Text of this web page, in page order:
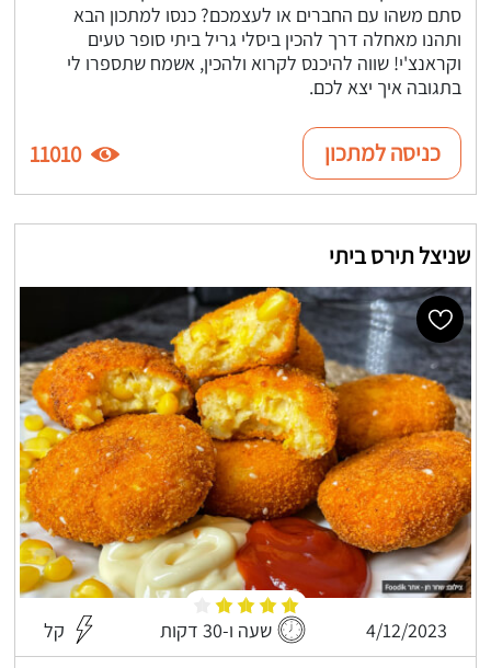
סתם משהו עם החברים או לעצמכם? כנסו למתכון הבא
ותהנו מאחלה דרך להכין ביסלי גריל ביתי סופר טעים
וקראנצ'י! שווה להיכנס לקרוא ולהכין, אשמח שתספרו לי
בתגובה איך יצא לכם.
כניסה למתכון 11010
שניצל תירס ביתי
4/12/2023 שעה ו-30 דקות קל